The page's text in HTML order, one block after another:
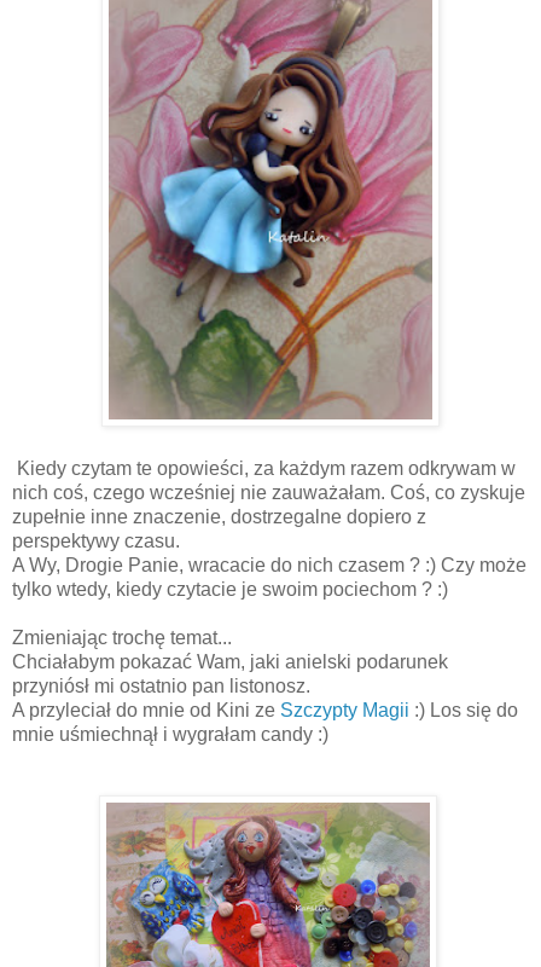
Kiedy czytam te opowieści, za każdym razem odkrywam w
nich coś, czego wcześniej nie zauważałam. Coś, co zyskuje
zupełnie inne znaczenie, dostrzegalne dopiero z
perspektywy czasu.
A Wy, Drogie Panie, wracacie do nich czasem ? :) Czy może
tylko wtedy, kiedy czytacie je swoim pociechom ? :)
Zmieniając trochę temat...
Chciałabym pokazać Wam, jaki anielski podarunek
przyniósł mi ostatnio pan listonosz.
A przyleciał do mnie od Kini ze Szczypty Magii :) Los się do
mnie uśmiechnął i wygrałam candy :)